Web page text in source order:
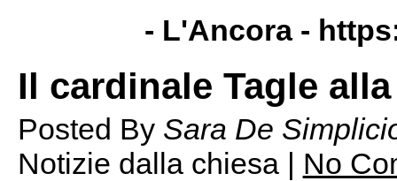
- L'Ancora -
Il cardinale Tagle
Posted By Sara De
Notizie dalla chiesa | No